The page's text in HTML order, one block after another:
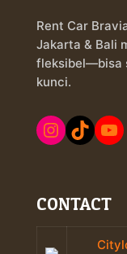
Rent Car
Jakarta & Bali
fleksibel—bisa
kunci.
Instagram
TikTok
CONTACT